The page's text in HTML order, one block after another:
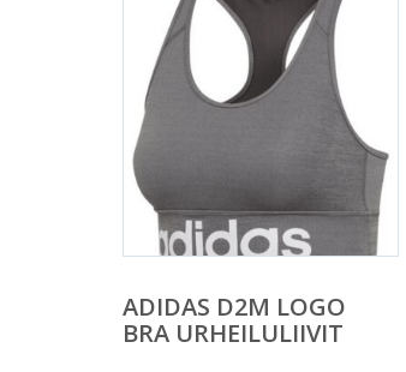
ADIDAS D2M LOGO
BRA URHEILULIIVIT